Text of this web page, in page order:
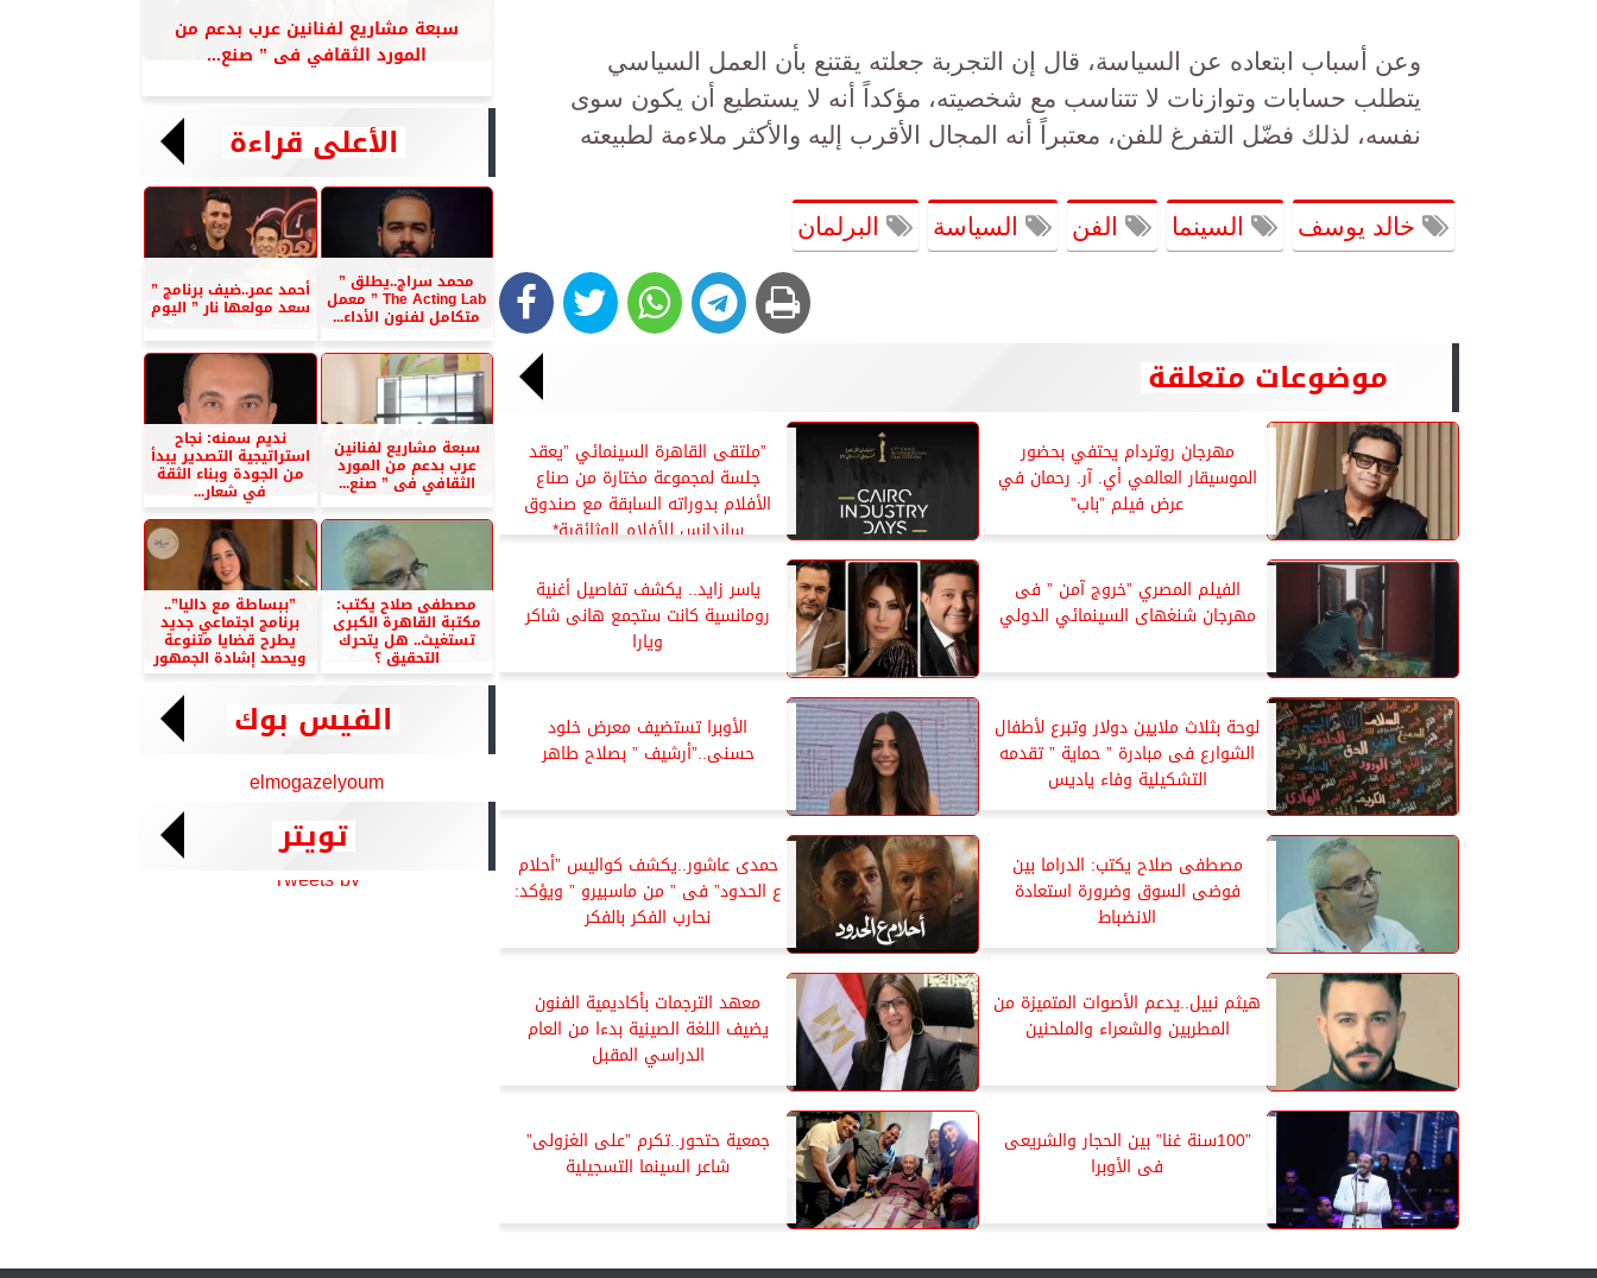
وعن أسباب ابتعاده عن السياسة، قال إن التجربة جعلته يقتنع بأن العمل السياسي
يتطلب حسابات وتوازنات لا تتناسب مع شخصيته، مؤكداً أنه لا يستطيع أن يكون سوى
نفسه، لذلك فضّل التفرغ للفن، معتبراً أنه المجال الأقرب إليه والأكثر ملاءمة لطبيعته
خالد يوسف السينما الفن السياسة البرلمان
موضوعات متعلقة
مهرجان روتردام يحتفي بحضور
الموسيقار العالمي أي. آر. رحمان في
عرض فيلم ”باب”
”ملتقى القاهرة السينمائي ”يعقد
جلسة لمجموعة مختارة من صناع
الأفلام بدوراته السابقة مع صندوق
ساندانس للأفلام الوثائقية*
الفيلم المصري ”خروج آمن ” فى
مهرجان شنغهاى السينمائي الدولي
ياسر زايد.. يكشف تفاصيل أغنية
رومانسية كانت ستجمع هانى شاكر
ويارا
لوحة بثلاث ملايين دولار وتبرع لأطفال
الشوارع فى مبادرة ” حماية ” تقدمه
التشكيلية وفاء ياديس
الأوبرا تستضيف معرض خلود
حسنى..”أرشيف ” بصلاح طاهر
مصطفى صلاح يكتب: الدراما بين
فوضى السوق وضرورة استعادة
الانضباط
حمدى عاشور..يكشف كواليس ”أحلام
ع الحدود” فى ” من ماسبيرو ” ويؤكد:
نحارب الفكر بالفكر
هيثم نبيل..يدعم الأصوات المتميزة من
المطربين والشعراء والملحنين
معهد الترجمات بأكاديمية الفنون
يضيف اللغة الصينية بدءا من العام
الدراسي المقبل
”100سنة غنا” بين الحجار والشريعى
فى الأوبرا
جمعية حتحور..تكرم ”على الغزولى”
شاعر السينما التسجيلية
سبعة مشاريع لفنانين عرب بدعم من
المورد الثقافي فى ” صنع...
الأعلى قراءة
محمد سراج..يطلق ”
The Acting Lab ” معمل
متكامل لفنون الأداء...
أحمد عمر..ضيف برنامج ”
سعد مولعها نار ” اليوم
سبعة مشاريع لفنانين
عرب بدعم من المورد
الثقافي فى ” صنع...
نديم سمنه: نجاح
استراتيجية التصدير يبدأ
من الجودة وبناء الثقة
في شعار...
مصطفى صلاح يكتب:
مكتبة القاهرة الكبرى
تستغيث.. هل يتحرك
التحقيق ؟
”ببساطة مع داليا”..
برنامج اجتماعي جديد
يطرح قضايا متنوعة
ويحصد إشادة الجمهور
الفيس بوك
elmogazelyoum
تويتر
Tweets by